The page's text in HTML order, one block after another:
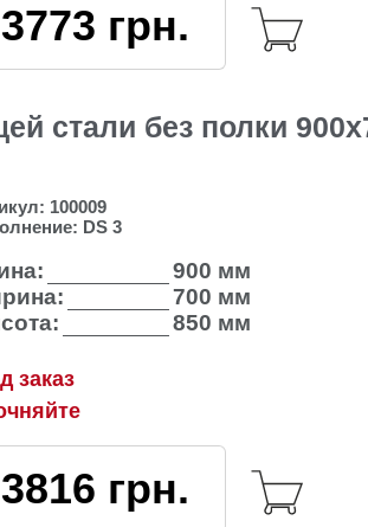
3773 грн.
стали без полки
100009
DS 3
900 мм
700 мм
850 мм
заказ
3816 грн.